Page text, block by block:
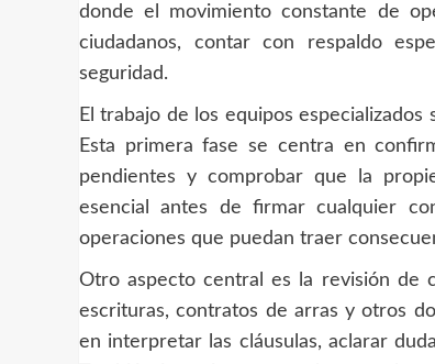
donde el movimiento constante de
ciudadanos, contar con respaldo
seguridad.
El trabajo de los equipos
Esta primera fase se centra en
pendientes y comprobar que la
esencial antes de firmar cualquier
operaciones que puedan traer
Otro aspecto central es la revisión de
escrituras, contratos de arras y otros
en interpretar las cláusulas, aclarar